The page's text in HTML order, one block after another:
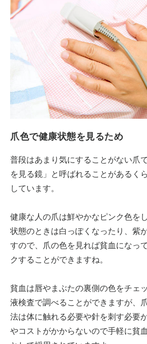
爪色で健康状態を見るため
普段はあまり気にすることがない爪
を見る鏡」と呼ばれることがあるく
しています。
健康な人の爪は鮮やかなピンク色を
状態のときは白っぽくなったり、紫
すので、爪の色を見れば貧血になっ
クすることができますね。
貧血は唇やまぶたの裏側の色をチェ
液検査で調べることができますが、
法は体に触れる必要や針を刺す必要
やコストがかからないので手軽に貧